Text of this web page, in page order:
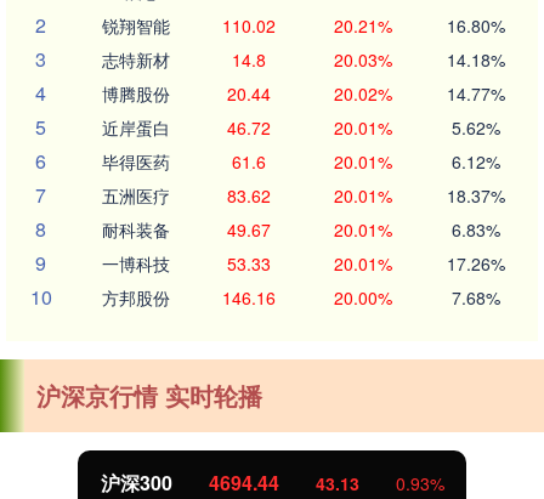
2 锐翔智能 110.02 20.21% 16.80%
3 志特新材 14.8 20.03% 14.18%
4 博腾股份 20.44 20.02% 14.77%
5 近岸蛋白 46.72 20.01% 5.62%
6 毕得医药 61.6 20.01% 6.12%
7 五洲医疗 83.62 20.01% 18.37%
8 耐科装备 49.67 20.01% 6.83%
9 一博科技 53.33 20.01% 17.26%
10 方邦股份 146.16 20.00% 7.68%
沪深京行情 实时轮播
沪深300 4694.44 43.13 0.93%